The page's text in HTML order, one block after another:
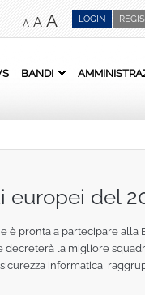
LOGIN
A A A
BANDI
europei del
è pronta a partecipare alla
la migliore
informatica,